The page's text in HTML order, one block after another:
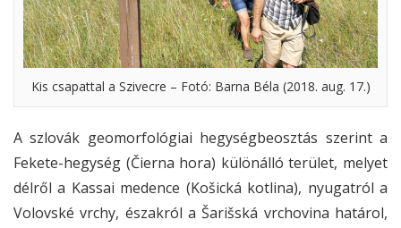
Kis csapattal a Szivecre – Fotó: Barna Béla (2018. aug. 17.)
A szlovák geomorfológiai hegységbeosztás szerint a
Fekete-hegység (Čierna hora) különálló terület, melyet
délről a Kassai medence (Košická kotlina), nyugatról a
Volovské vrchy, északról a Šarišská vrchovina határol,